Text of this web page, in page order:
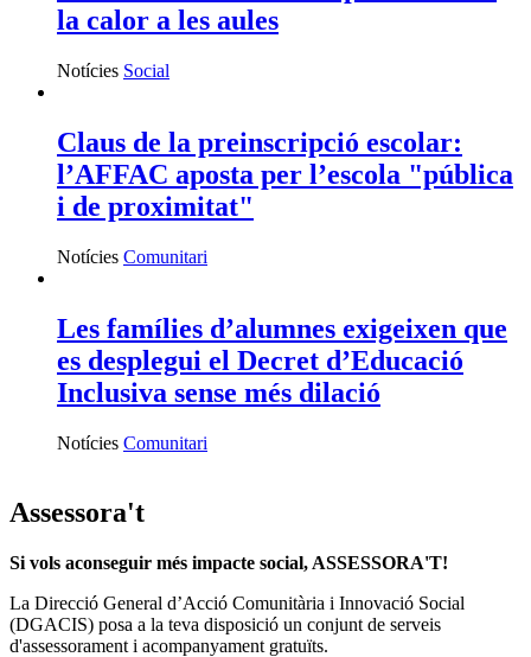
la calor a les aules
Notícies Social
Claus de la preinscripció escolar:
l’AFFAC aposta per l’escola "pública
i de proximitat"
Notícies Comunitari
Les famílies d’alumnes exigeixen que
es desplegui el Decret d’Educació
Inclusiva sense més dilació
Notícies Comunitari
Assessora't
Si vols aconseguir més impacte social, ASSESSORA'T!
La Direcció General d’Acció Comunitària i Innovació Social
(DGACIS) posa a la teva disposició un conjunt de serveis
d'assessorament i acompanyament gratuïts.